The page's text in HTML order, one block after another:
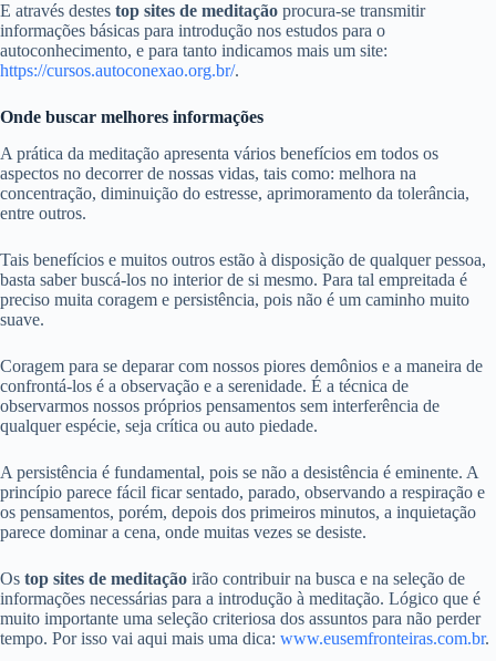
E através destes top sites de meditação procura-se transmitir
informações básicas para introdução nos estudos para o
autoconhecimento, e para tanto indicamos mais um site:
https://cursos.autoconexao.org.br/.
Onde buscar melhores informações
A prática da meditação apresenta vários benefícios em todos os
aspectos no decorrer de nossas vidas, tais como: melhora na
concentração, diminuição do estresse, aprimoramento da tolerância,
entre outros.
Tais benefícios e muitos outros estão à disposição de qualquer pessoa,
basta saber buscá-los no interior de si mesmo. Para tal empreitada é
preciso muita coragem e persistência, pois não é um caminho muito
suave.
Coragem para se deparar com nossos piores demônios e a maneira de
confrontá-los é a observação e a serenidade. É a técnica de
observarmos nossos próprios pensamentos sem interferência de
qualquer espécie, seja crítica ou auto piedade.
A persistência é fundamental, pois se não a desistência é eminente. A
princípio parece fácil ficar sentado, parado, observando a respiração e
os pensamentos, porém, depois dos primeiros minutos, a inquietação
parece dominar a cena, onde muitas vezes se desiste.
Os top sites de meditação irão contribuir na busca e na seleção de
informações necessárias para a introdução à meditação. Lógico que é
muito importante uma seleção criteriosa dos assuntos para não perder
tempo. Por isso vai aqui mais uma dica: www.eusemfronteiras.com.br.